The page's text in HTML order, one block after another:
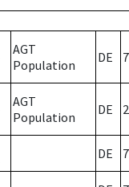
AGT
Population
DE 7
AGT
Population
DE 2
DE 7